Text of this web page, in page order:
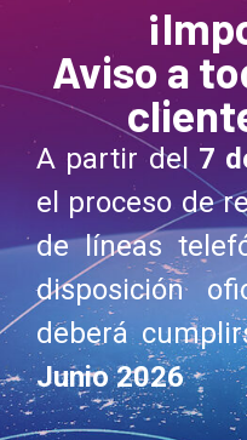
Aviso a
A partir del 7
el proceso de
de líneas
disposición
deberá
Junio 2026